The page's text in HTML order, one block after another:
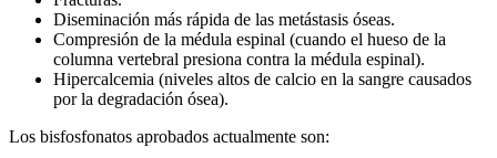
Diseminación más rápida de las metástasis óseas.
Compresión de la médula espinal (cuando el hueso de la
columna vertebral presiona contra la médula espinal).
Hipercalcemia (niveles altos de calcio en la sangre causados
por la degradación ósea).
Los bisfosfonatos aprobados actualmente son: